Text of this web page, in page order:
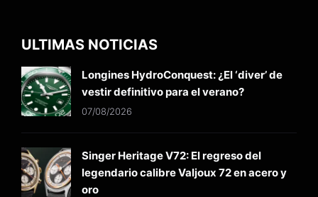
ULTIMAS NOTICIAS
Longines HydroConquest: ¿El ‘diver’ de
vestir definitivo para el verano?
07/08/2026
Singer Heritage V72: El regreso del
legendario calibre Valjoux 72 en acero y
oro